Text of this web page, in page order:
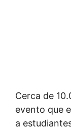
Cerca de
evento que
a